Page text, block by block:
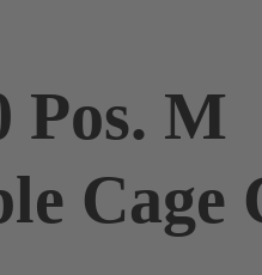
Pos. M
Cage